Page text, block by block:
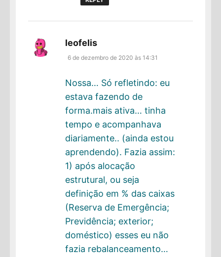
leofelis
6 de dezembro de 2020 às 14:31
Nossa… Só refletindo: eu
estava fazendo de
forma.mais ativa… tinha
tempo e acompanhava
diariamente.. (ainda estou
aprendendo). Fazia assim:
1) após alocação
estrutural, ou seja
definição em % das caixas
(Reserva de Emergência;
Previdência; exterior;
doméstico) esses eu não
fazia rebalanceamento…